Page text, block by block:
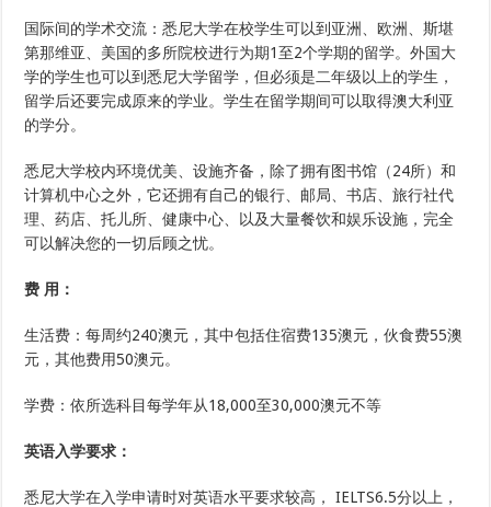
国际间的学术交流：悉尼大学在校学生可以到亚洲、欧洲、斯堪
第那维亚、美国的多所院校进行为期1至2个学期的留学。外国大
学的学生也可以到悉尼大学留学，但必须是二年级以上的学生，
留学后还要完成原来的学业。学生在留学期间可以取得澳大利亚
的学分。
悉尼大学校内环境优美、设施齐备，除了拥有图书馆（24所）和
计算机中心之外，它还拥有自己的银行、邮局、书店、旅行社代
理、药店、托儿所、健康中心、以及大量餐饮和娱乐设施，完全
可以解决您的一切后顾之忧。
费 用：
生活费：每周约240澳元，其中包括住宿费135澳元，伙食费55澳
元，其他费用50澳元。
学费：依所选科目每学年从18,000至30,000澳元不等
英语入学要求：
悉尼大学在入学申请时对英语水平要求较高， IELTS6.5分以上，